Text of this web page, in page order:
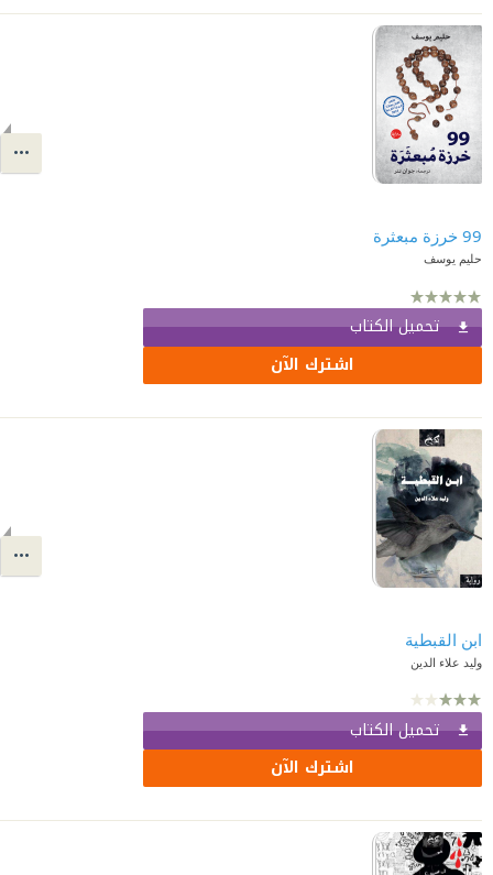
99 خرزة مبعثرة
حليم يوسف
تحميل الكتاب
اشترك الآن
ابن القبطية
وليد علاء الدين
تحميل الكتاب
اشترك الآن